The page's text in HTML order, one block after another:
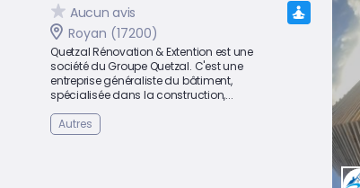
Aucun avis
Royan (17200)
Quetzal Rénovation & Extention est une
société du Groupe Quetzal. C'est une
entreprise généraliste du bâtiment,
spécialisée dans la construction,...
Autres